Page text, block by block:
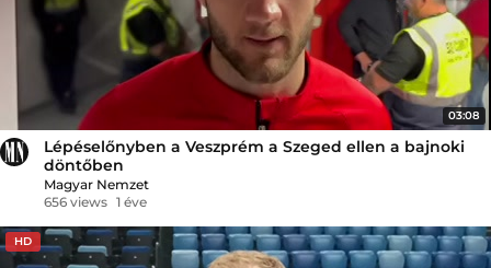
03:08
Lépéselőnyben a Veszprém a Szeged ellen a bajnoki
döntőben
Magyar Nemzet
656 views 1 éve
HD